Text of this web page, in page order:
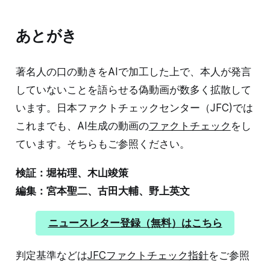
あとがき
著名人の口の動きをAIで加工した上で、本人が発言
していないことを語らせる偽動画が数多く拡散して
います。日本ファクトチェックセンター（JFC)では
これまでも、AI生成の動画のファクトチェック をし
ています。そちらもご参照ください。
検証：堀祐理、木山竣策
編集：宮本聖二、古田大輔、野上英文
ニュースレター登録（無料）はこちら
判定基準などはJFCファクトチェック指針をご参照